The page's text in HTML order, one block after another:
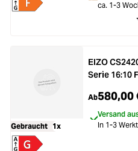
ca. 1-3
Gebraucht 1x
EIZO
Serie 16:10
Ab580,00
Versand
In 1-3